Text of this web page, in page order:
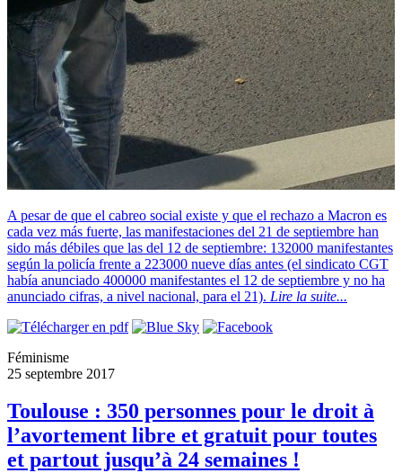
A pesar de que el cabreo social existe y que el rechazo a Macron es
cada vez más fuerte, las manifestaciones del 21 de septiembre han
sido más débiles que las del 12 de septiembre: 132000 manifestantes
según la policía frente a 223000 nueve días antes (el sindicato CGT
había anunciado 400000 manifestantes el 12 de septiembre y no ha
anunciado cifras, a nivel nacional, para el 21). Lire la suite...
Féminisme
25 septembre 2017
Toulouse : 350 personnes pour le droit à
l’avortement libre et gratuit pour toutes
et partout jusqu’à 24 semaines !